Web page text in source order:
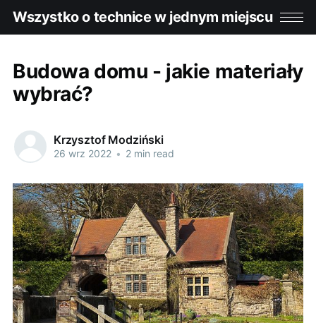
Wszystko o technice w jednym miejscu
Budowa domu - jakie materiały
wybrać?
Krzysztof Modziński
26 wrz 2022 • 2 min read